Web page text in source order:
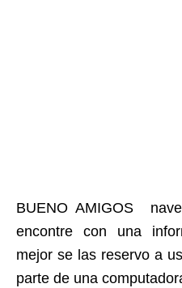
BUENO AMIGOS
encontre con una
mejor se las reservo a
parte de una